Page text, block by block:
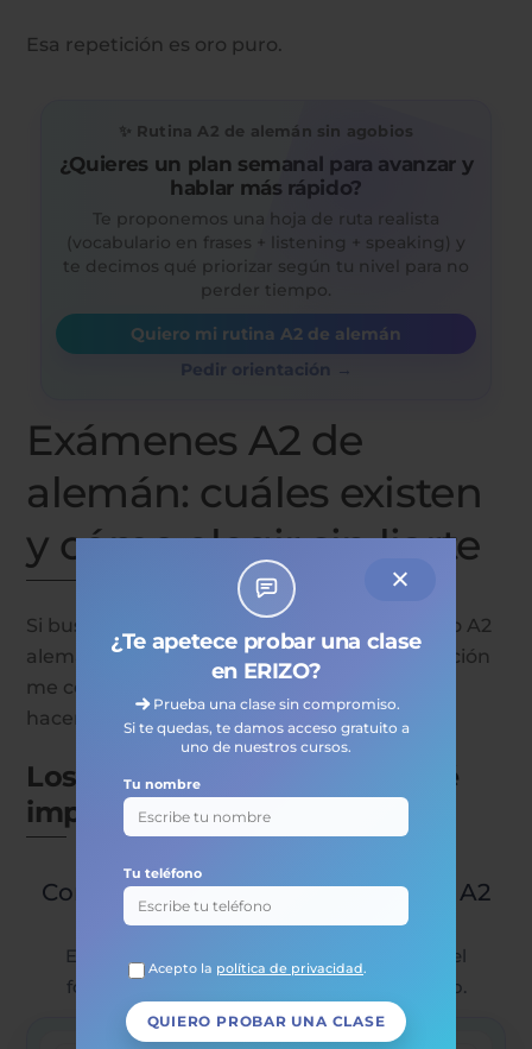
¿Te apetece probar una clase
en ERIZO?
Prueba una clase sin compromiso.
Si te quedas, te damos acceso gratuito a
uno de nuestros cursos.
Tu nombre
Tu teléfono
Acepto la política de privacidad.
Esa repetición es oro puro.
✨ Rutina A2 de alemán sin agobios
¿Quieres un plan semanal para avanzar y
hablar más rápido?
Te proponemos una hoja de ruta realista
(vocabulario en frases + listening + speaking) y
te decimos qué priorizar según tu nivel para no
perder tiempo.
Quiero mi rutina A2 de alemán
Pedir orientación →
Exámenes A2 de
alemán: cuáles existen
y cómo elegir sin liarte
Si buscas “
” o “certificado A2
alemán”, la pregunta real suele ser: ¿qué opción
me conviene y qué tengo que entrenar? Sin
hacerlo largo, esto es lo esencial.
Los más habituales (y por qué
importa saberlo)
Comparativa rápida de certificados A2
de alemán
Elige con cabeza: mira dónde te examinas, el
formato y lo que más encaja con tu objetivo.